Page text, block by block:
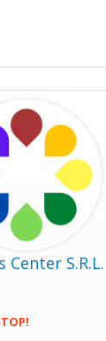
Center S.R.L.